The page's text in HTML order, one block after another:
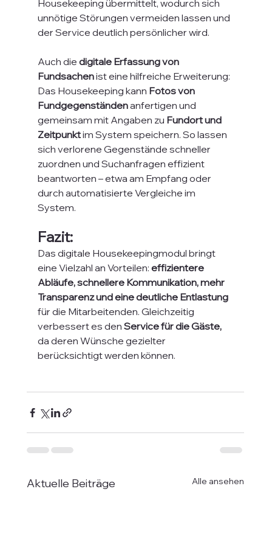
Housekeeping übermittelt, wodurch sich
unnötige Störungen vermeiden lassen und
der Service deutlich persönlicher wird.
Auch die digitale Erfassung von
Fundsachen ist eine hilfreiche Erweiterung:
Das Housekeeping kann Fotos von
Fundgegenständen anfertigen und
gemeinsam mit Angaben zu Fundort und
Zeitpunkt im System speichern. So lassen
sich verlorene Gegenstände schneller
zuordnen und Suchanfragen effizient
beantworten – etwa am Empfang oder
durch automatisierte Vergleiche im
System.
Fazit:
Das digitale Housekeepingmodul bringt
eine Vielzahl an Vorteilen: effizientere
Abläufe, schnellere Kommunikation, mehr
Transparenz und eine deutliche Entlastung
für die Mitarbeitenden. Gleichzeitig
verbessert es den Service für die Gäste,
da deren Wünsche gezielter
berücksichtigt werden können.
Aktuelle Beiträge Alle ansehen